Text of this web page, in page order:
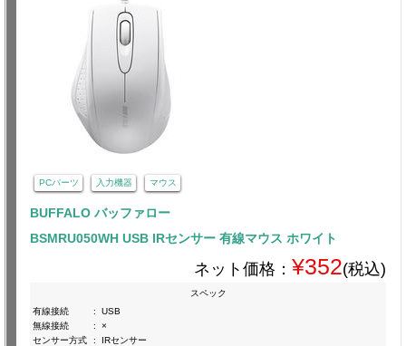
PCパーツ 入力機器 マウス
BUFFALO バッファロー
BSMRU050WH USB IRセンサー 有線マウス ホワイト
ネット価格： ¥352(税込)
スペック
有線接続
:
USB
無線接続
:
×
センサー方式
:
IRセンサー